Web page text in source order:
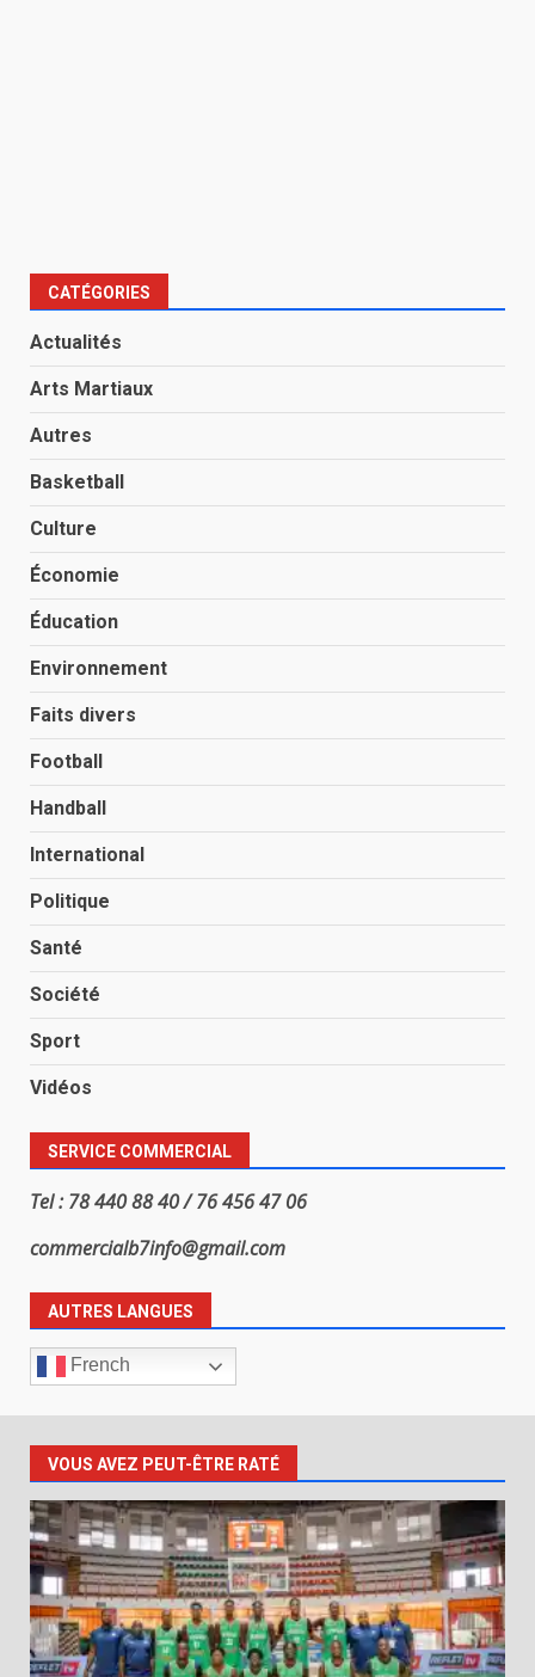
CATÉGORIES
Actualités
Arts Martiaux
Autres
Basketball
Culture
Économie
Éducation
Environnement
Faits divers
Football
Handball
International
Politique
Santé
Société
Sport
Vidéos
SERVICE COMMERCIAL
Tel : 78 440 88 40 / 76 456 47 06
commercialb7info@gmail.com
AUTRES LANGUES
French
VOUS AVEZ PEUT-ÊTRE RATÉ